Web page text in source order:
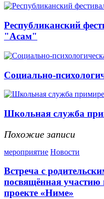
Республиканский
"Асам"
Социально-
Школьная служба
Похожие записи
мероприятие Новости
Встреча с
посвящённая
проекте «Ниме»